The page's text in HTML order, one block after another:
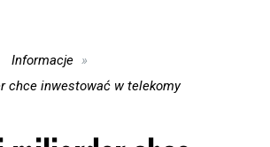
Informacje
chce inwestować w telekomy